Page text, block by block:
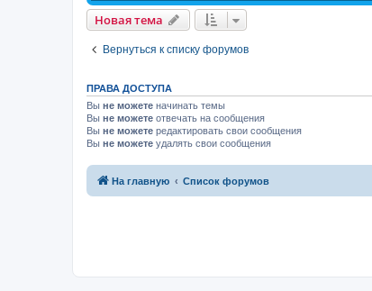
Новая тема
Вернуться к списку форумов
ПРАВА ДОСТУПА
Вы не можете начинать темы
Вы не можете отвечать на сообщения
Вы не можете редактировать свои сообщения
Вы не можете удалять свои сообщения
На главную Список форумов